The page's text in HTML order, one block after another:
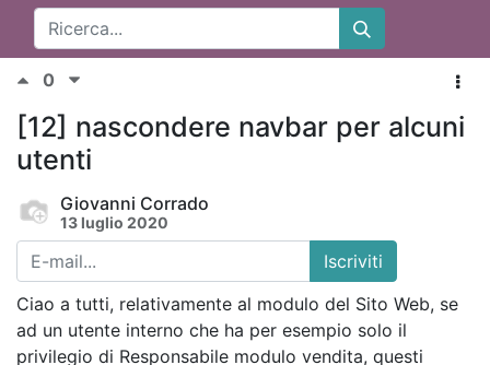
0
[12] nascondere navbar per alcuni
utenti
Giovanni Corrado
13 luglio 2020
Iscriviti
Ciao a tutti, relativamente al modulo del Sito Web, se
ad un utente interno che ha per esempio solo il
privilegio di Responsabile modulo vendita, questi